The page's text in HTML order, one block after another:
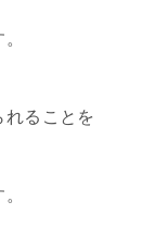
れることを